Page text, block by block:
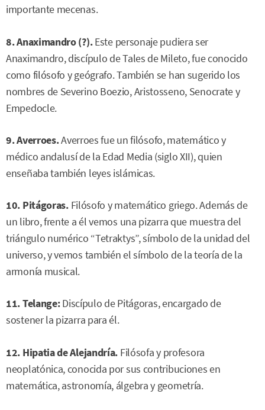
importante mecenas.
8. Anaximandro (?).Este personaje pudiera ser
Anaximandro, discípulo de Tales de Mileto, fue conocido
como filósofo y geógrafo. También se han sugerido los
nombres de Severino Boezio, Aristosseno, Senocrate y
Empedocle.
9. Averroes.Averroes fue un filósofo, matemático y
médico andalusí de la Edad Media (siglo XII), quien
enseñaba también leyes islámicas.
10. Pitágoras. Filósofo y matemático griego. Además de
un libro, frente a él vemos una pizarra que muestra del
triángulo numérico “Tetraktys”, símbolo de la unidad del
universo, y vemos también el símbolo de la teoría de la
armonía musical.
11. Telange:Discípulo de Pitágoras, encargado de
sostener la pizarra para él.
12. Hipatia de Alejandría. Filósofa y profesora
neoplatónica, conocida por sus contribuciones en
matemática, astronomía, álgebra y geometría.